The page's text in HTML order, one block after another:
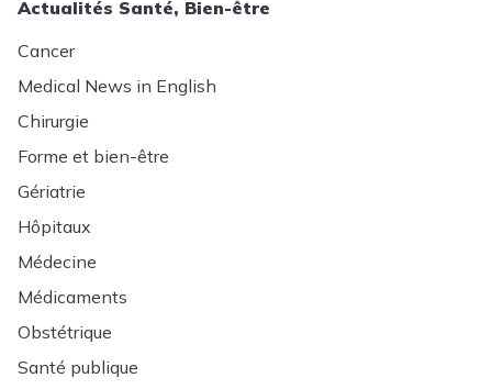
Actualités Santé, Bien-être
Cancer
Medical News in English
Chirurgie
Forme et bien-être
Gériatrie
Hôpitaux
Médecine
Médicaments
Obstétrique
Santé publique